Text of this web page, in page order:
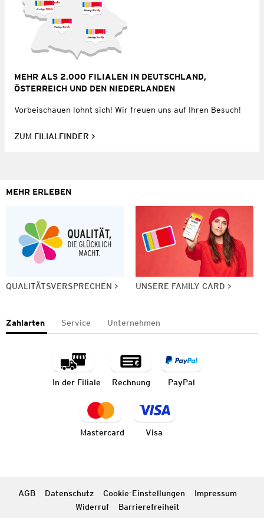
MEHR ALS 2.000 FILIALEN IN DEUTSCHLAND,
ÖSTERREICH UND DEN NIEDERLANDEN
Vorbeischauen lohnt sich! Wir freuen uns auf Ihren Besuch!
ZUM FILIALFINDER
MEHR ERLEBEN
QUALITÄTSVERSPRECHEN UNSERE FAMILY CARD
Zahlarten Service Unternehmen
In der Filiale Rechnung PayPal
Mastercard Visa
AGB Datenschutz Cookie-Einstellungen
Impressum
Widerruf
Barrierefreiheit